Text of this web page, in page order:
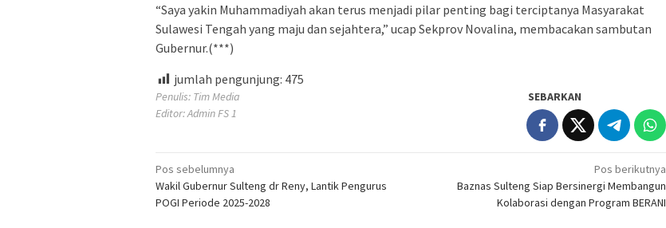
“Saya yakin Muhammadiyah akan terus menjadi pilar penting bagi terciptanya Masyarakat
Sulawesi Tengah yang maju dan sejahtera,” ucap Sekprov Novalina, membacakan sambutan
Gubernur.(***)
jumlah pengunjung: 475
Penulis: Tim Media
Editor: Admin FS 1
SEBARKAN
Navigasi
pos
Pos sebelumnya
Wakil Gubernur Sulteng dr Reny, Lantik Pengurus
POGI Periode 2025-2028
Pos berikutnya
Baznas Sulteng Siap Bersinergi Membangun
Kolaborasi dengan Program BERANI